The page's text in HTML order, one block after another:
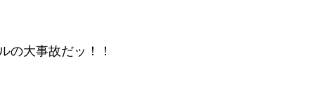
の大事故だッ！！